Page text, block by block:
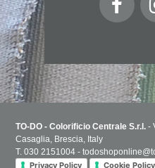
TO-DO - Colorificio Centrale S.r.l. -
Casaglia, Brescia, Italy
T. 030 2151004 -
Privacy Policy
Cookie Policy